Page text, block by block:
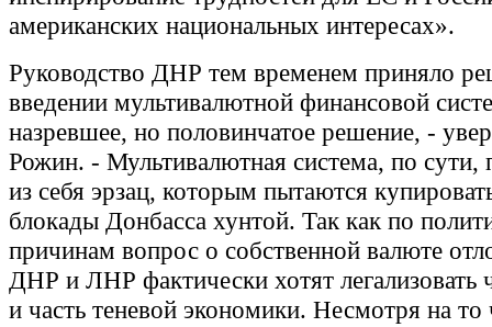
американских национальных интересах».
Руководство ДНР тем временем приняло
введении мультивалютной финансовой
назревшее, но половинчатое решение, -
Рожин. - Мультивалютная система, по сути,
из себя эрзац, которым пытаются
блокады Донбасса хунтой. Так как по
причинам вопрос о собственной валюте
ДНР и ЛНР фактически хотят легализовать
и часть теневой экономики. Несмотря на